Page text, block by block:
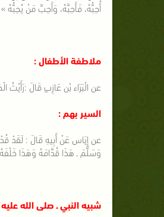
أُحِبُّهُ، فَأَحِبَّهُ، وَأَحِبَّ مَنْ يُحِبُّهُ
ملاطفة الأطفال :
عن الْبَرَاء بْن عَازِبٍ قَالَ
السير بهم :
عن إِيَاس عَنْ أَبِيهِ قَالَ :لَقَدْ
وَسَلَّمَ ـ هَذَا قُدَّامَهُ وَهَذَا
شبيه النبي ـ صلى الله